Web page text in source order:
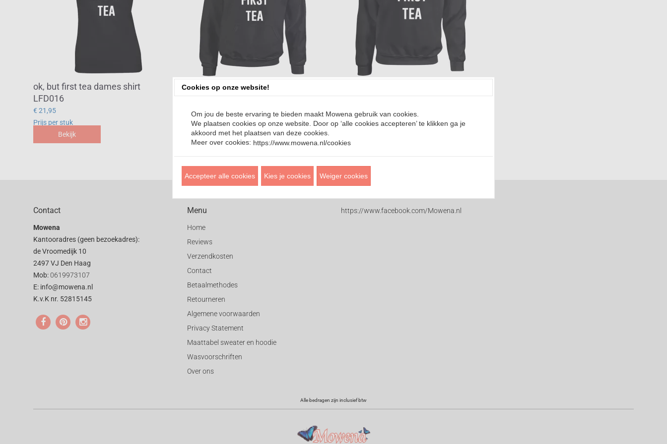
ok, but first tea dames shirt
LFD016
€ 21,95
Prijs per stuk
Bekijk
OK, but first tea hoodie LFH016
Prijs per stuk
Bekijk
Prijs per stuk
Bekijk
Contact
Mowena
Kantooradres (geen bezoekadres):
de Vroomedijk 10
2497 VJ Den Haag
Mob:0619973107
E: info@mowena.nl
K.v.K nr. 52815145
Menu
Home
Reviews
Verzendkosten
Contact
Betaalmethodes
Retourneren
Algemene voorwaarden
Privacy Statement
Maattabel sweater en hoodie
Wasvoorschriften
Over ons
https://www.facebook.com/Mowena.nl
Alle bedragen zijn inclusief btw
Cookies op onze website!
Om jou de beste ervaring te bieden maakt Mowena gebruik van cookies.
We plaatsen cookies op onze website. Door op ‘alle cookies accepteren’ te klikken ga je
akkoord met het plaatsen van deze cookies.
Meer over cookies: https://www.mowena.nl/cookies
Accepteer alle cookies Kies je cookies Weiger cookies